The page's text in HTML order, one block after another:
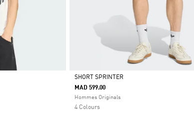
Selected
SHORT SPRINTER
MAD 599.00
Hommes Originals
4 Colours